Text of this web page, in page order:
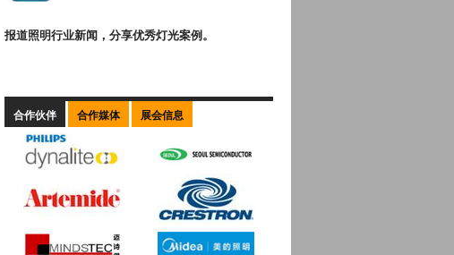
报道照明行业新闻，分享优秀灯光案例。
合作伙伴 合作媒体 展会信息